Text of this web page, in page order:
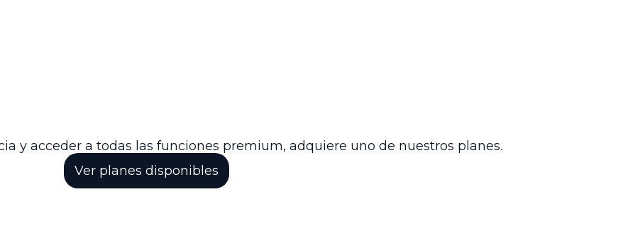
y acceder a todas las funciones premium, adquiere uno de nuestros planes.
Ver planes disponibles